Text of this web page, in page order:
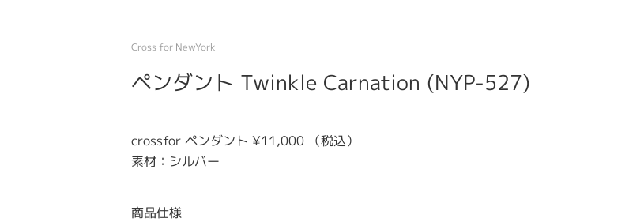
Cross for NewYork
ペンダント Twinkle Carnation (NYP-527)
crossfor ペンダント ¥11,000 （税込）
素材：シルバー
商品仕様